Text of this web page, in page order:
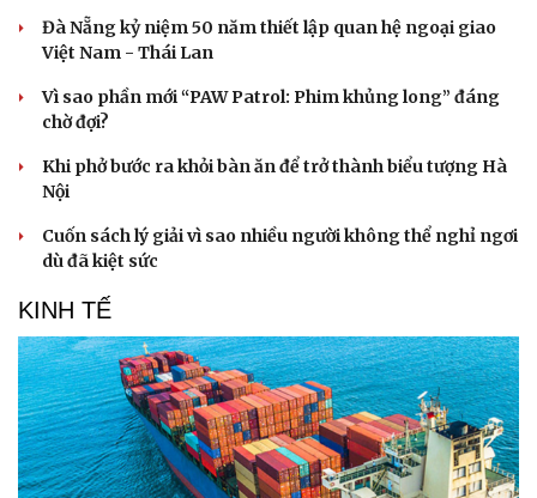
Đà Nẵng kỷ niệm 50 năm thiết lập quan hệ ngoại giao
Việt Nam - Thái Lan
Vì sao phần mới “PAW Patrol: Phim khủng long” đáng
chờ đợi?
Khi phở bước ra khỏi bàn ăn để trở thành biểu tượng Hà
Nội
Cuốn sách lý giải vì sao nhiều người không thể nghỉ ngơi
dù đã kiệt sức
KINH TẾ